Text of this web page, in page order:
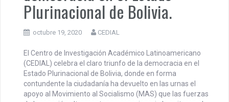
COMUNICADO | CEDIAL
celebra la victoria de la
democracia en el Estado
Plurinacional de Bolivia.